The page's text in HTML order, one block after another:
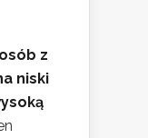
z
niski